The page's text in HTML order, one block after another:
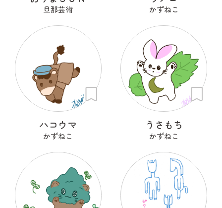
旦那芸術 かずねこ
ハコウマ
かずねこ
うさもち
かずねこ